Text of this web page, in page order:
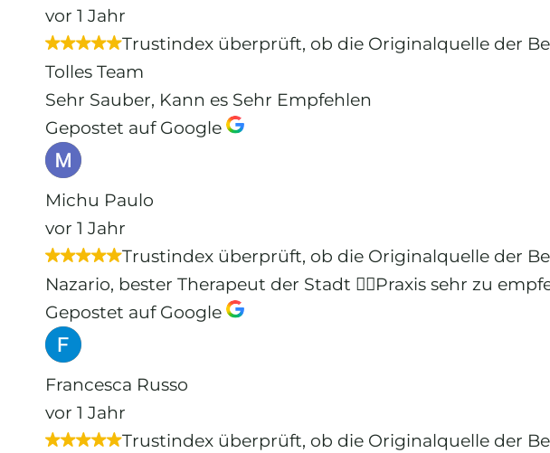
vor 1 Jahr
Trustindex überprüft, ob die Originalquelle der
Tolles Team
Sehr Sauber, Kann es Sehr Empfehlen
Gepostet auf Google
Michu Paulo
vor 1 Jahr
Trustindex überprüft, ob die Originalquelle der
Nazario, bester Therapeut der Stadt 👍🏼Praxis sehr zu
Gepostet auf Google
Francesca Russo
vor 1 Jahr
Trustindex überprüft, ob die Originalquelle der